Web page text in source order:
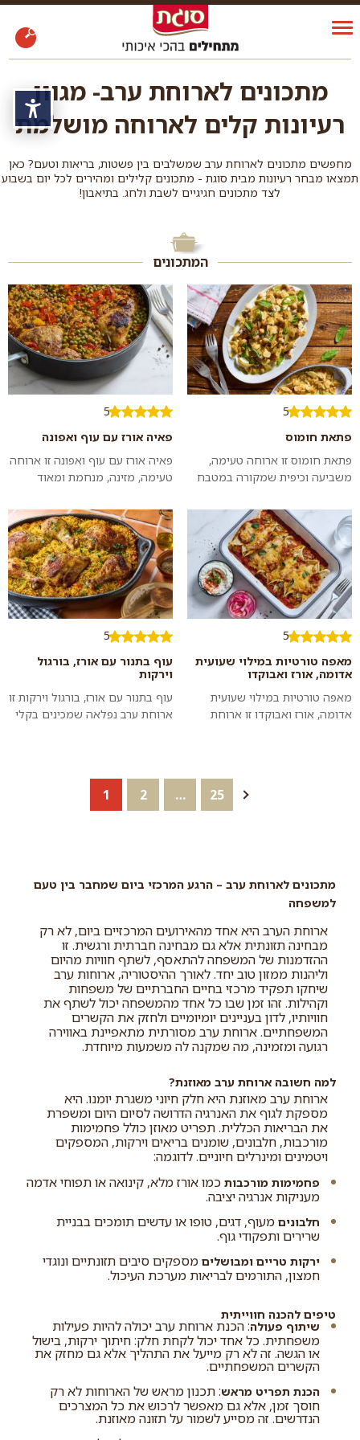
מתכונים לארוחת ערב- מגוון
רעיונות קלים לארוחה מושלמת
מחפשים מתכונים לארוחת ערב שמשלבים בין פשטות, בריאות וטעם? כאן
תמצאו מבחר רעיונות מבית סוגת - מתכונים קלילים ומהירים לכל יום בשבוע
לצד מתכונים חגיגיים לשבת ולחג. בתיאבון!
המתכונים
5
פתאת חומוס
פתאת חומוס זו ארוחה טעימה,
משביעה וכיפית שמקורה במטבח
וקלויות שמוגשות על מצע יוגורט
וטחינה עם...
5
פאיה אורז עם עוף ואפונה
פאיה אורז עם עוף ואפונה זו ארוחה
טעימה, מזינה, מנחמת ומאוד
סיר אחד ומגישים לארוחת ערב
רגיל...
5
מאפה טורטיות במילוי שעועית
אדומה, אורז ואבוקדו
מאפה טורטיות במילוי שעועית
אדומה, אורז ואבוקדו זו ארוחת
5
עוף בתנור עם אורז, בורגול
וירקות
עוף בתנור עם אורז, בורגול וירקות זו
ארוחת ערב נפלאה שמכינים בקלי
1 2 … 25 הבא
מתכונים לארוחת ערב – הרגע המרכזי ביום שמחבר בין טעם
למשפחה
ארוחת הערב היא אחד מהאירועים המרכזיים ביום, לא רק
מבחינה תזונתית אלא גם מבחינה חברתית ורגשית. זו
ההזדמנות של המשפחה להתאסף, לשתף חוויות מהיום
וליהנות ממזון טוב יחד. לאורך ההיסטוריה, ארוחות ערב
שיחקו תפקיד מרכזי בחיים החברתיים של משפחות
וקהילות. זהו זמן שבו כל אחד מהמשפחה יכול לשתף את
חוויותיו, לדון בעניינים יומיומיים ולחזק את הקשרים
המשפחתיים. ארוחת ערב מסורתית מתאפיינת באווירה
רגועה ומזמינה, מה שמקנה לה משמעות מיוחדת.
למה חשובה ארוחת ערב מאוזנת?
ארוחת ערב מאוזנת היא חלק חיוני משגרת יומנו. היא
מספקת לגוף את האנרגיה הדרושה לסיום היום ומשפרת
את הבריאות הכללית. תפריט מאוזן כולל פחמימות
מורכבות, חלבונים, שומנים בריאים וירקות, המספקים
ויטמינים ומינרלים חיוניים. לדוגמה:
פחמימות מורכבות כמו אורז מלא, קינואה או תפוחי אדמה
מעניקות אנרגיה יציבה.
חלבונים מעוף, דגים, טופו או עדשים תומכים בבניית
שרירים ותפקודי גוף.
ירקות טריים ומבושלים מספקים סיבים תזונתיים ונוגדי
חמצון, התורמים לבריאות מערכת העיכול.
טיפים להכנה חווייתית
שיתוף פעולה: הכנת ארוחת ערב יכולה להיות פעילות
משפחתית. כל אחד יכול לקחת חלק: חיתוך ירקות, בישול
או הגשה. זה לא רק מייעל את התהליך אלא גם מחזק את
הקשרים המשפחתיים.
הכנת תפריט מראש: תכנון מראש של הארוחות לא רק
חוסך זמן, אלא גם מאפשר לרכוש את כל המצרכים
הנדרשים. זה מסייע לשמור על תזונה מאוזנת.